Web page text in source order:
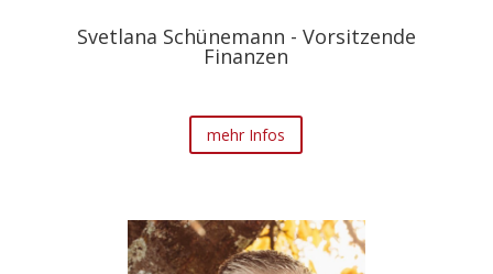
Svetlana Schünemann - Vorsitzende
Finanzen
mehr Infos